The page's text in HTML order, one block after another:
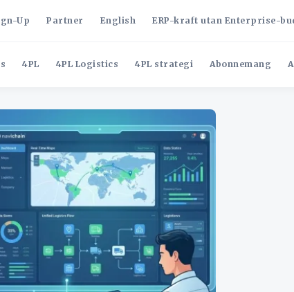
Up Partner English ERP-kraft utan Enterprise-
4PL 4PL Logistics 4PL strategi Abonnemang